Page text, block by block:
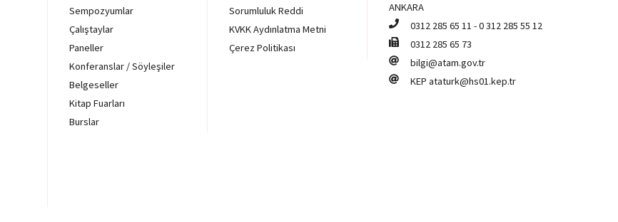
Sempozyumlar
Çalıştaylar
Paneller
Konferanslar / Söyleşiler
Belgeseller
Kitap Fuarları
Burslar
Sorumluluk Reddi
KVKK Aydınlatma Metni
Çerez Politikası
ANKARA
0312 285 65 11 -0 312 285 55 12
0312 285 65 73
bilgi@atam.gov.tr
KEP ataturk@hs01.kep.tr